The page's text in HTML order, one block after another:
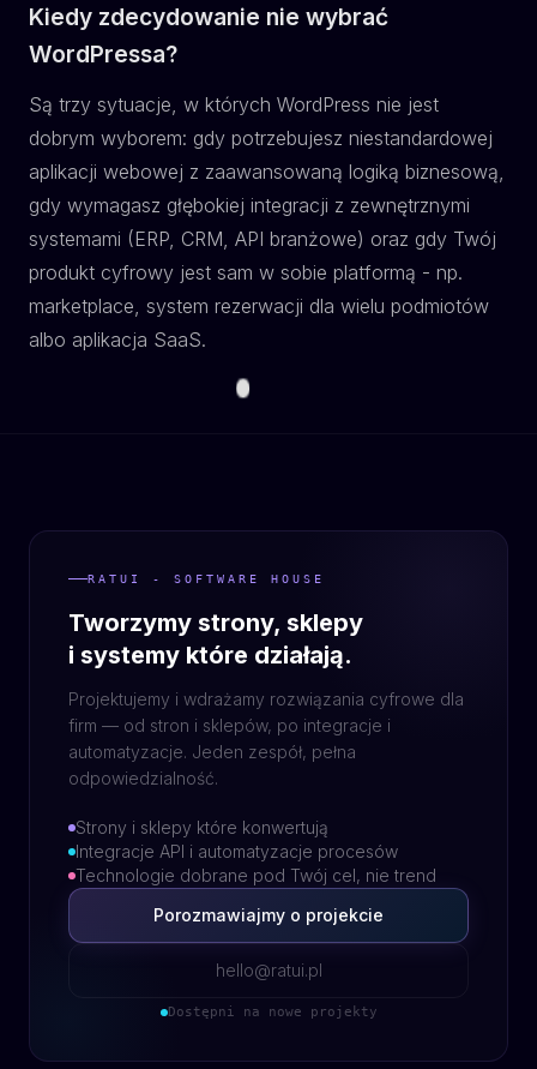
Kiedy zdecydowanie nie wybrać
WordPressa?
Są trzy sytuacje, w których WordPress nie jest
dobrym wyborem: gdy potrzebujesz niestandardowej
aplikacji webowej z zaawansowaną logiką biznesową,
gdy wymagasz głębokiej integracji z zewnętrznymi
systemami (ERP, CRM, API branżowe) oraz gdy Twój
produkt cyfrowy jest sam w sobie platformą - np.
marketplace, system rezerwacji dla wielu podmiotów
albo aplikacja SaaS.
RATUI - SOFTWARE HOUSE
Tworzymy strony, sklepy
i systemy które działają.
Projektujemy i wdrażamy rozwiązania cyfrowe dla
firm — od stron i sklepów, po integracje i
automatyzacje. Jeden zespół, pełna
odpowiedzialność.
Strony i sklepy które konwertują
Integracje API i automatyzacje procesów
Technologie dobrane pod Twój cel, nie trend
Porozmawiajmy o projekcie
hello@ratui.pl
Dostępni na nowe projekty